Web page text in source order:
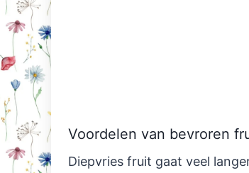
Voordelen van bevroren
Diepvries fruit gaat veel